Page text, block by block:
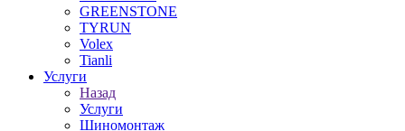
GREENSTONE
TYRUN
Volex
Tianli
Услуги
Назад
Услуги
Шиномонтаж